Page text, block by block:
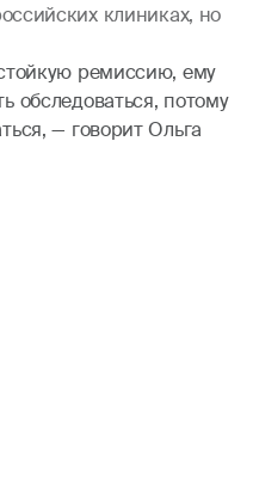
клиниках, но
ремиссию, ему
обследоваться, потому
— говорит Ольга